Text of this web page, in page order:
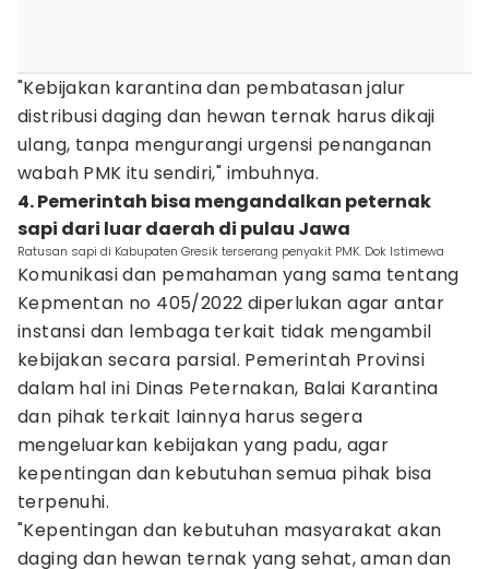
"Kebijakan karantina dan pembatasan jalur
distribusi daging dan hewan ternak harus dikaji
ulang, tanpa mengurangi urgensi penanganan
wabah PMK itu sendiri," imbuhnya.
4. Pemerintah bisa mengandalkan peternak
sapi dari luar daerah di pulau Jawa
Ratusan sapi di Kabupaten Gresik terserang penyakit PMK. Dok Istimewa
Komunikasi dan pemahaman yang sama tentang
Kepmentan no 405/2022 diperlukan agar antar
instansi dan lembaga terkait tidak mengambil
kebijakan secara parsial. Pemerintah Provinsi
dalam hal ini Dinas Peternakan, Balai Karantina
dan pihak terkait lainnya harus segera
mengeluarkan kebijakan yang padu, agar
kepentingan dan kebutuhan semua pihak bisa
terpenuhi.
"Kepentingan dan kebutuhan masyarakat akan
daging dan hewan ternak yang sehat, aman dan